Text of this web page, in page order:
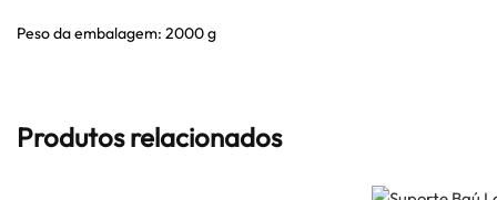
Peso da embalagem: 2000 g
Produtos relacionados